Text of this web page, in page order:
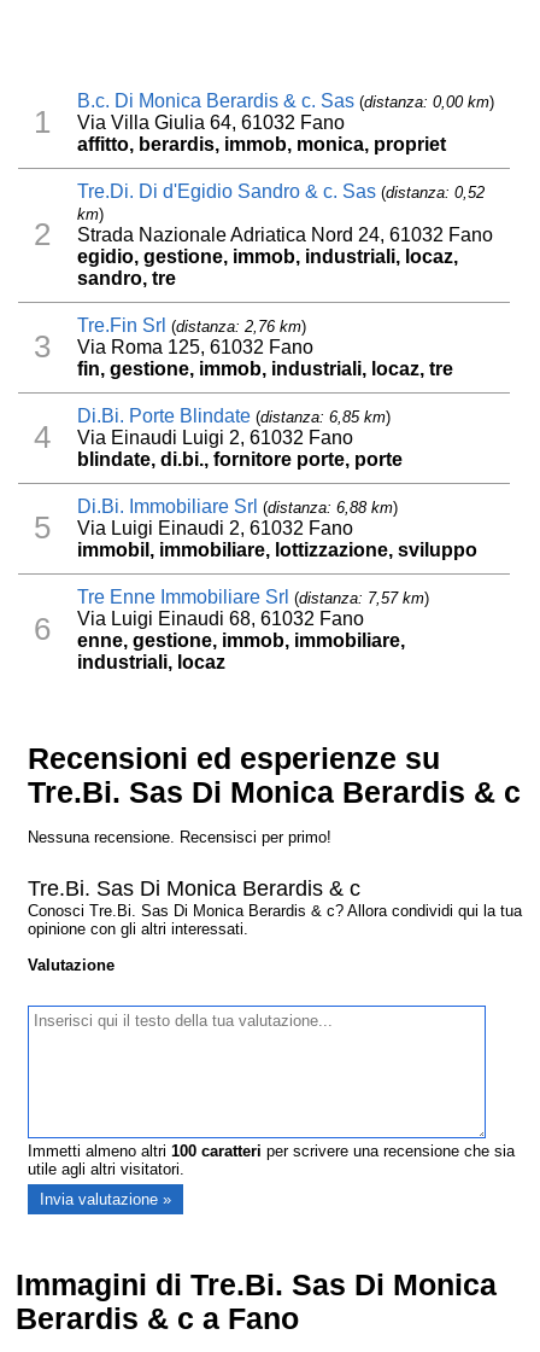
1
B.c. Di Monica Berardis & c. Sas (distanza: 0,00 km)
Via Villa Giulia 64, 61032 Fano
affitto, berardis, immob, monica, propriet
2
Tre.Di. Di d'Egidio Sandro & c. Sas (distanza: 0,52
km)
Strada Nazionale Adriatica Nord 24, 61032 Fano
egidio, gestione, immob, industriali, locaz,
sandro, tre
3
Tre.Fin Srl (distanza: 2,76 km)
Via Roma 125, 61032 Fano
fin, gestione, immob, industriali, locaz, tre
4
Di.Bi. Porte Blindate (distanza: 6,85 km)
Via Einaudi Luigi 2, 61032 Fano
blindate, di.bi., fornitore porte, porte
5
Di.Bi. Immobiliare Srl (distanza: 6,88 km)
Via Luigi Einaudi 2, 61032 Fano
immobil, immobiliare, lottizzazione, sviluppo
6
Tre Enne Immobiliare Srl (distanza: 7,57 km)
Via Luigi Einaudi 68, 61032 Fano
enne, gestione, immob, immobiliare,
industriali, locaz
Recensioni ed esperienze su
Tre.Bi. Sas Di Monica Berardis & c
Nessuna recensione. Recensisci per primo!
Tre.Bi. Sas Di Monica Berardis & c
Conosci Tre.Bi. Sas Di Monica Berardis & c? Allora condividi qui la tua
opinione con gli altri interessati.
Valutazione
Immetti almeno altri100 caratteri per scrivere una recensione che sia
utile agli altri visitatori.
Immagini di Tre.Bi. Sas Di Monica
Berardis & c a Fano